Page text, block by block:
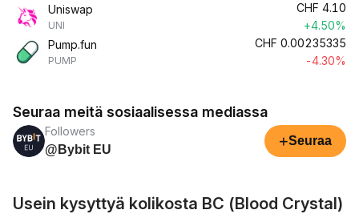
Uniswap
UNI
CHF 4.10
+4.50%
Pump.fun
PUMP
CHF 0.00235335
-4.30%
Seuraa meitä sosiaalisessa mediassa
Followers
@Bybit EU
+Seuraa
Usein kysyttyä kolikosta BC (Blood Crystal)